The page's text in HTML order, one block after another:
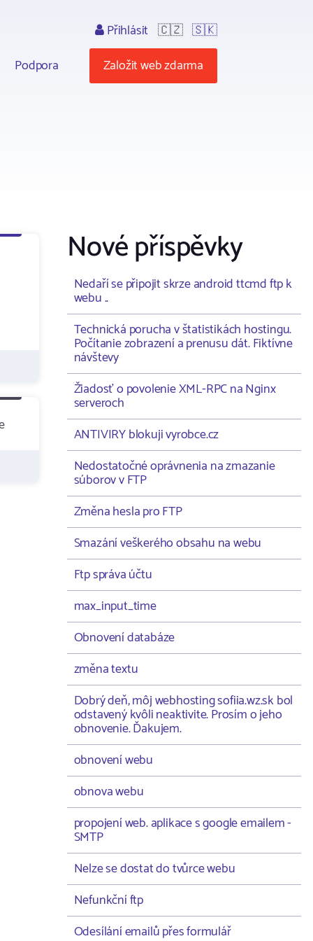
Podpora
Přihlásit 🇨🇿 🇸🇰
Založit web zdarma
Nové příspěvky
Nedaří se připojit skrze android ttcmd ftp k
webu ..
Technická porucha v štatistikách hostingu.
Počítanie zobrazení a prenusu dát. Fiktívne
návštevy
Žiadosť o povolenie XML-RPC na Nginx
serveroch
ANTIVIRY blokuji vyrobce.cz
Nedostatočné oprávnenia na zmazanie
súborov v FTP
Změna hesla pro FTP
Smazání veškerého obsahu na webu
Ftp správa účtu
max_input_time
Obnovení databáze
změna textu
Dobrý deň, môj webhosting sofiia.wz.sk bol
odstavený kvôli neaktivite. Prosím o jeho
obnovenie. Ďakujem.
obnovení webu
obnova webu
propojení web. aplikace s google emailem -
SMTP
Nelze se dostat do tvůrce webu
Nefunkční ftp
Odesílání emailů přes formulář